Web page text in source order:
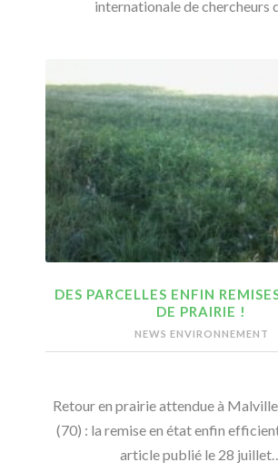
internationale de chercheurs
DES PARCELLES ENFIN
DE PRAIRIE !
NEWS ENVIRONNEMENT
Retour en prairie attendue à
(70) : la remise en état enfin
article publié le 28